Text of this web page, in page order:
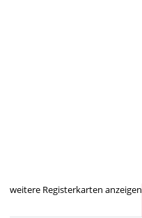
weitere Registerkarten anzeigen